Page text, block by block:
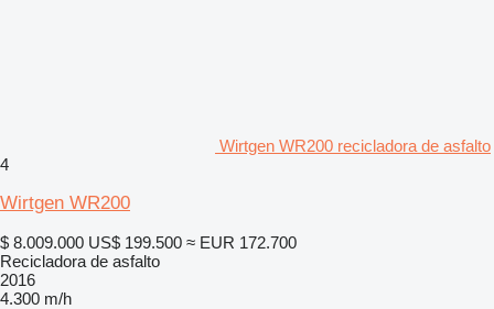
Wirtgen WR200 recicladora de asfalto
4
Wirtgen WR200
$ 8.009.000 US$ 199.500 ≈ EUR 172.700
Recicladora de asfalto
2016
4.300 m/h